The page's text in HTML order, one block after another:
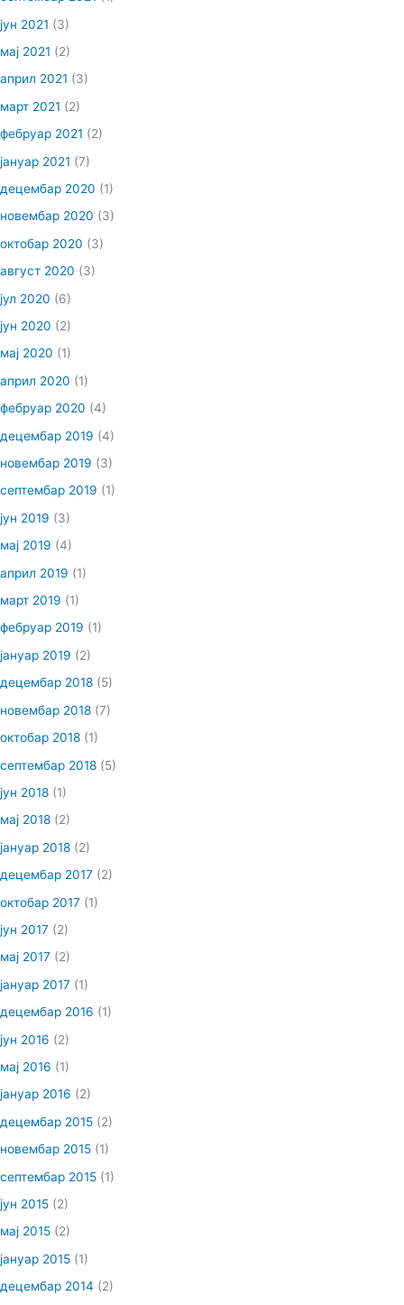
јун 2021 (3)
мај 2021 (2)
април 2021 (3)
март 2021 (2)
фебруар 2021 (2)
јануар 2021 (7)
децембар 2020 (1)
новембар 2020 (3)
октобар 2020 (3)
август 2020 (3)
јул 2020 (6)
јун 2020 (2)
мај 2020 (1)
април 2020 (1)
фебруар 2020 (4)
децембар 2019 (4)
новембар 2019 (3)
септембар 2019 (1)
јун 2019 (3)
мај 2019 (4)
април 2019 (1)
март 2019 (1)
фебруар 2019 (1)
јануар 2019 (2)
децембар 2018 (5)
новембар 2018 (7)
октобар 2018 (1)
септембар 2018 (5)
јун 2018 (1)
мај 2018 (2)
јануар 2018 (2)
децембар 2017 (2)
октобар 2017 (1)
јун 2017 (2)
мај 2017 (2)
јануар 2017 (1)
децембар 2016 (1)
јун 2016 (2)
мај 2016 (1)
јануар 2016 (2)
децембар 2015 (2)
новембар 2015 (1)
септембар 2015 (1)
јун 2015 (2)
мај 2015 (2)
јануар 2015 (1)
децембар 2014 (2)